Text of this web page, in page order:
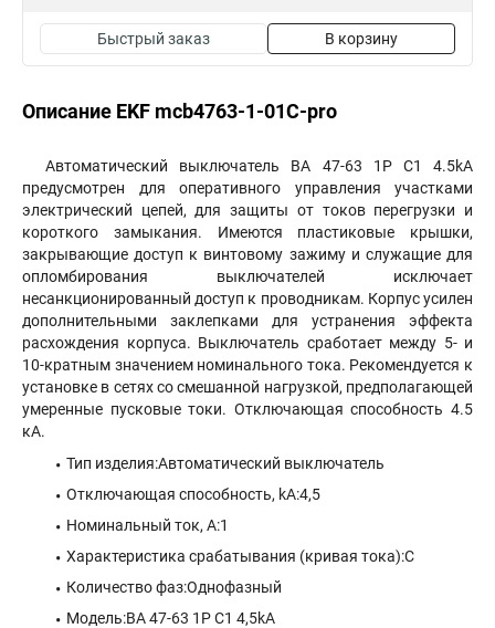
Быстрый заказ В корзину
Описание EKF mcb4763-1-01C-pro
Автоматический выключатель ВА 47-63 1P C1 4.5kA
предусмотрен для оперативного управления участками
электрический цепей, для защиты от токов перегрузки и
короткого замыкания. Имеются пластиковые крышки,
закрывающие доступ к винтовому зажиму и служащие для
опломбирования выключателей исключает
несанкционированный доступ к проводникам. Корпус усилен
дополнительными заклепками для устранения эффекта
расхождения корпуса. Выключатель сработает между 5- и
10-кратным значением номинального тока. Рекомендуется к
установке в сетях со смешанной нагрузкой, предполагающей
умеренные пусковые токи. Отключающая способность 4.5
кА.
Тип изделия:Автоматический выключатель
Отключающая способность, kA:4,5
Номинальный ток, А:1
Характеристика срабатывания (кривая тока):C
Количество фаз:Однофазный
Модель:ВА 47-63 1P C1 4,5kA